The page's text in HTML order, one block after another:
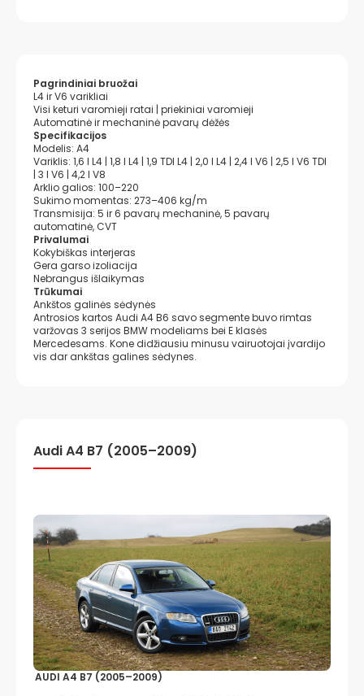
Pagrindiniai bruožai
L4 ir V6 varikliai
Visi keturi varomieji ratai | priekiniai varomieji
Automatinė ir mechaninė pavarų dėžės
Specifikacijos
Modelis: A4
Variklis: 1,6 l L4 | 1,8 l L4 | 1,9 TDI L4 | 2,0 l L4 | 2,4 l V6 | 2,5 l V6 TDI
| 3 l V6 | 4,2 l V8
Arklio galios: 100–220
Sukimo momentas: 273–406 kg/m
Transmisija: 5 ir 6 pavarų mechaninė, 5 pavarų
automatinė, CVT
Privalumai
Kokybiškas interjeras
Gera garso izoliacija
Nebrangus išlaikymas
Trūkumai
Ankštos galinės sėdynės
Antrosios kartos Audi A4 B6 savo segmente buvo rimtas
varžovas 3 serijos BMW modeliams bei E klasės
Mercedesams. Kone didžiausiu minusu vairuotojai įvardijo
vis dar ankštas galines sėdynes.
Audi A4 B7 (2005–2009)
AUDI A4 B7 (2005–2009)